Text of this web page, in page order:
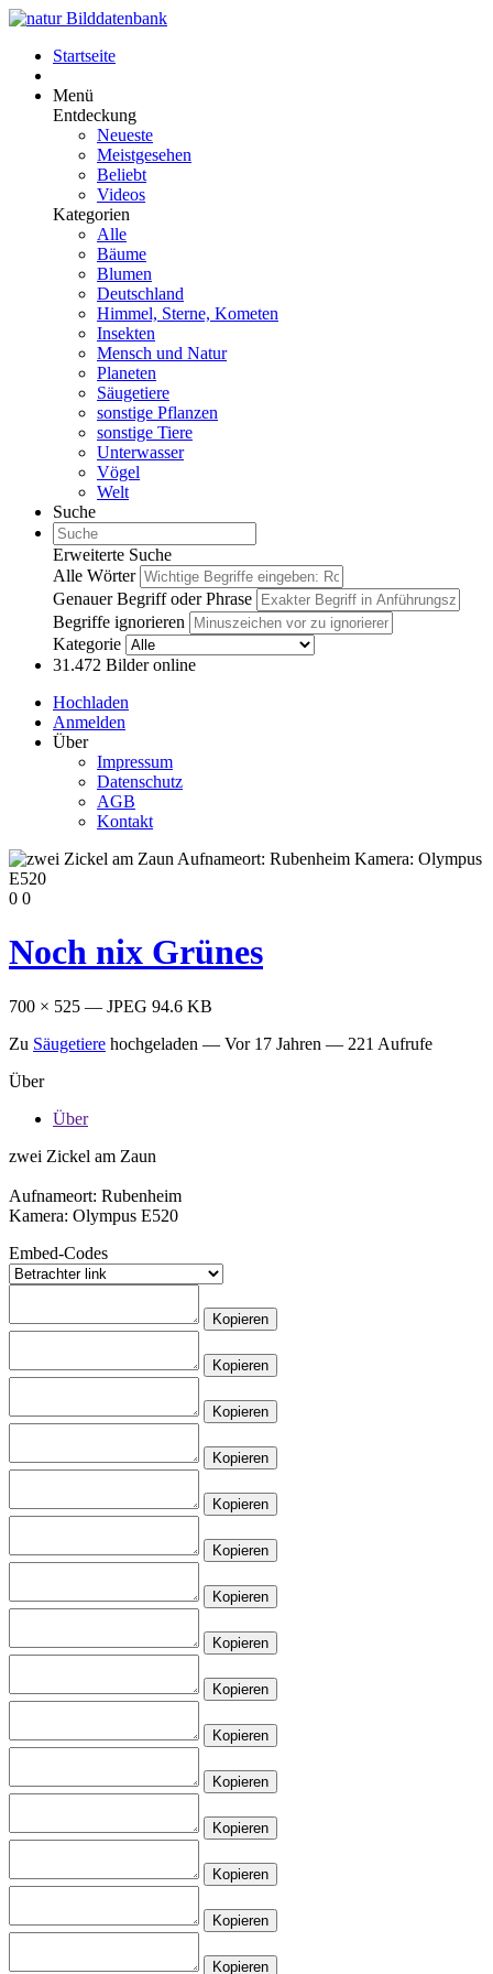
Startseite
Menü
Entdeckung
Neueste
Meistgesehen
Beliebt
Videos
Kategorien
Alle
Bäume
Blumen
Deutschland
Himmel, Sterne, Kometen
Insekten
Mensch und Natur
Planeten
Säugetiere
sonstige Pflanzen
sonstige Tiere
Unterwasser
Vögel
Welt
Suche
Erweiterte Suche
Alle Wörter
Genauer Begriff oder Phrase
Begriffe ignorieren
Kategorie
31.472 Bilder online
Hochladen
Anmelden
Über
Impressum
Datenschutz
AGB
Kontakt
0 0
Noch nix Grünes
700 × 525 — JPEG 94.6 KB
Zu Säugetiere hochgeladen — Vor 17 Jahren — 221 Aufrufe
Über
Über
zwei Zickel am Zaun
Aufnameort: Rubenheim
Kamera: Olympus E520
Embed-Codes
Kopieren
Kopieren
Kopieren
Kopieren
Kopieren
Kopieren
Kopieren
Kopieren
Kopieren
Kopieren
Kopieren
Kopieren
Kopieren
Kopieren
Kopieren